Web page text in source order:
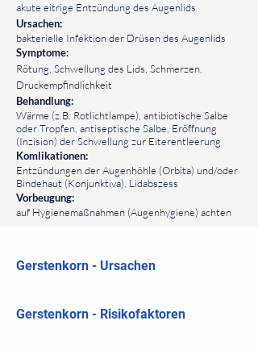
akute eitrige Entzündung des Augenlids
Ursachen:
bakterielle Infektion der Drüsen des Augenlids
Symptome:
Rötung, Schwellung des Lids, Schmerzen,
Druckempfindlichkeit
Behandlung:
Wärme (z.B. Rotlichtlampe), antibiotische Salbe
oder Tropfen, antiseptische Salbe, Eröffnung
(Inzision) der Schwellung zur Eiterentleerung
Komlikationen:
Entzündungen der Augenhöhle (Orbita) und/oder
Bindehaut (Konjunktiva), Lidabszess
Vorbeugung:
auf Hygienemaßnahmen (Augenhygiene) achten
Gerstenkorn - Ursachen
Gerstenkorn - Risikofaktoren